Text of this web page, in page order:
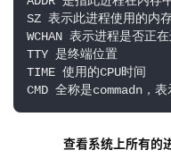
SZ 表示此进程使用的内
WCHAN 表示进程是否正
TTY 是终端位置
TIME 使用的CPU时间
CMD 全称是commadn，
查看系统上所有的